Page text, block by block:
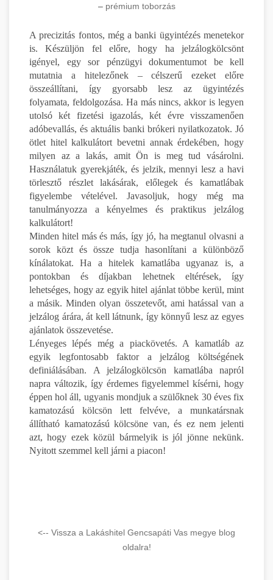
– prémium toborzás
A precizitás fontos, még a banki ügyintézés menetekor
is. Készüljön fel előre, hogy ha jelzálogkölcsönt
igényel, egy sor pénzügyi dokumentumot be kell
mutatnia a hitelezőnek – célszerű ezeket előre
összeállítani, így gyorsabb lesz az ügyintézés
folyamata, feldolgozása. Ha más nincs, akkor is legyen
utolsó két fizetési igazolás, két évre visszamenően
adóbevallás, és aktuális banki brókeri nyilatkozatok. Jó
ötlet hitel kalkulátort bevetni annak érdekében, hogy
milyen az a lakás, amit Ön is meg tud vásárolni.
Használatuk gyerekjáték, és jelzik, mennyi lesz a havi
törlesztő részlet lakásárak, előlegek és kamatlábak
figyelembe vételével. Javasoljuk, hogy még ma
tanulmányozza a kényelmes és praktikus jelzálog
kalkulátort!
Minden hitel más és más, így jó, ha megtanul olvasni a
sorok közt és össze tudja hasonlítani a különböző
kínálatokat. Ha a hitelek kamatlába ugyanaz is, a
pontokban és díjakban lehetnek eltérések, így
lehetséges, hogy az egyik hitel ajánlat többe kerül, mint
a másik. Minden olyan összetevőt, ami hatással van a
jelzálog árára, át kell látnunk, így könnyű lesz az egyes
ajánlatok összevetése.
Lényeges lépés még a piackövetés. A kamatláb az
egyik legfontosabb faktor a jelzálog költségének
definiálásában. A jelzálogkölcsön kamatlába napról
napra változik, így érdemes figyelemmel kísérni, hogy
éppen hol áll, ugyanis mondjuk a szülőknek 30 éves fix
kamatozású kölcsön lett felvéve, a munkatársnak
állítható kamatozású kölcsöne van, és ez nem jelenti
azt, hogy ezek közül bármelyik is jól jönne nekünk.
Nyitott szemmel kell járni a piacon!
<-- Vissza a Lakáshitel Gencsapáti Vas megye blog
oldalra!